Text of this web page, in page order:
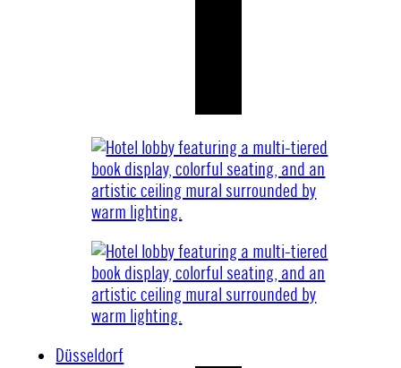
Düsseldorf